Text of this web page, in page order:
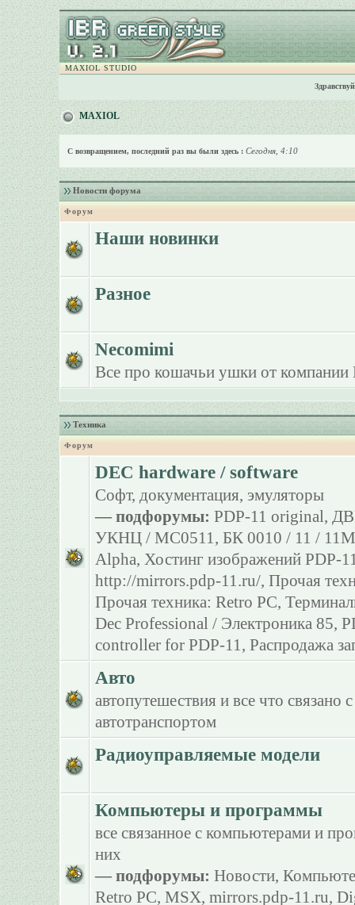
MAXIOL STUDIO
MAXIOL
С возвращением, последний раз вы были здесь : Сегодня, 4:10
Новости форума
Форум
Наши новинки
Разное
Necomimi
Все про кошачьи ушки от компании
Техника
Форум
DEC hardware / software
Софт, документация, эмуляторы
— подфорумы: PDP-11 original ,
УКНЦ / МС0511 , БК 0010 / 11 / 11M
Alpha, Хостинг изображений PDP-
http://mirrors.pdp-11.ru/, Прочая
Прочая техника: Retro PC,
Dec Professional / Электроника 85,
controller for PDP-11 , Распродажа
Авто
автопутешествия и все что связано с
автотранспортом
Радиоуправляемые модели
Компьютеры и программы
все связанное с компьютерами и
них
— подфорумы: Новости,
Retro PC, MSX, mirrors.pdp-11.ru,